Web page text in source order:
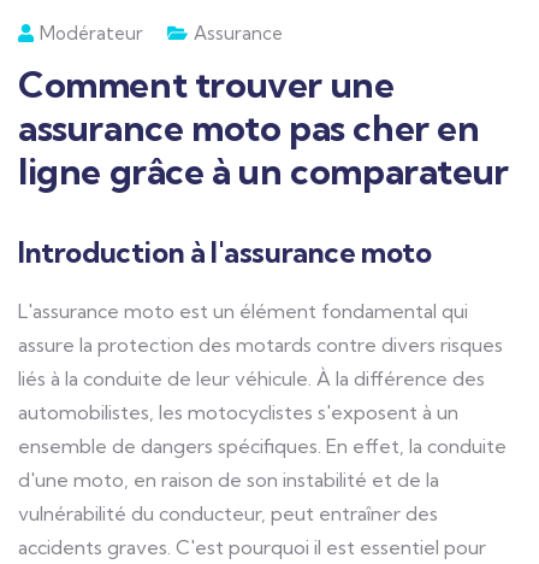
Modérateur Assurance
Comment trouver une
assurance moto pas cher en
ligne grâce à un comparateur
Introduction à l'assurance moto
L'assurance moto est un élément fondamental qui
assure la protection des motards contre divers risques
liés à la conduite de leur véhicule. À la différence des
automobilistes, les motocyclistes s'exposent à un
ensemble de dangers spécifiques. En effet, la conduite
d'une moto, en raison de son instabilité et de la
vulnérabilité du conducteur, peut entraîner des
accidents graves. C'est pourquoi il est essentiel pour